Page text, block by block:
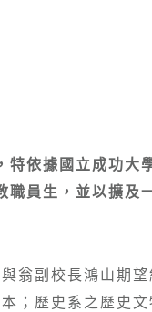
依據國立成功大
員生，並以擴及
翁副校長鴻山期
；歷史系之歷史